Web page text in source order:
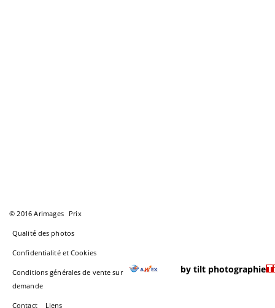
© 2016 Arimages Prix
Qualité des photos
Confidentialité et Cookies
Conditions générales de vente sur
demande
Contact Liens
by tilt photographie